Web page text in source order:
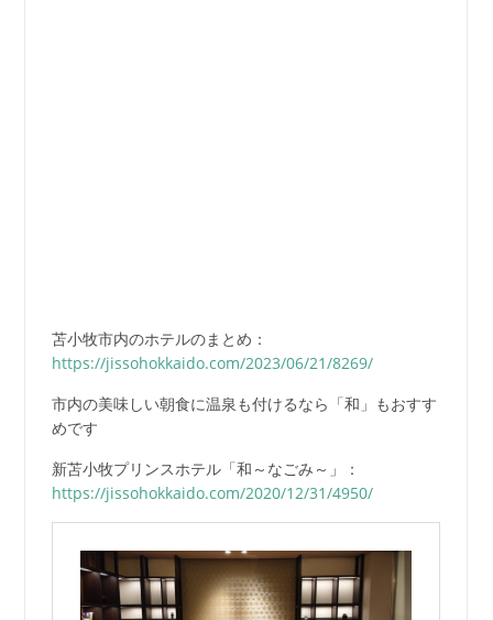
苫小牧市内のホテルのまとめ：
https://jissohokkaido.com/2023/06/21/8269/
市内の美味しい朝食に温泉も付けるなら「和」もおすす
めです
新苫小牧プリンスホテル「和～なごみ～」：
https://jissohokkaido.com/2020/12/31/4950/